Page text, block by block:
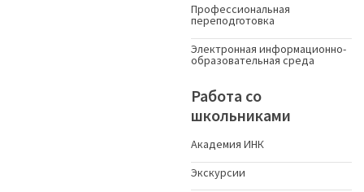
Профессиональная
переподготовка
Электронная информационно-
образовательная среда
Работа со
школьниками
Академия ИНК
Экскурсии